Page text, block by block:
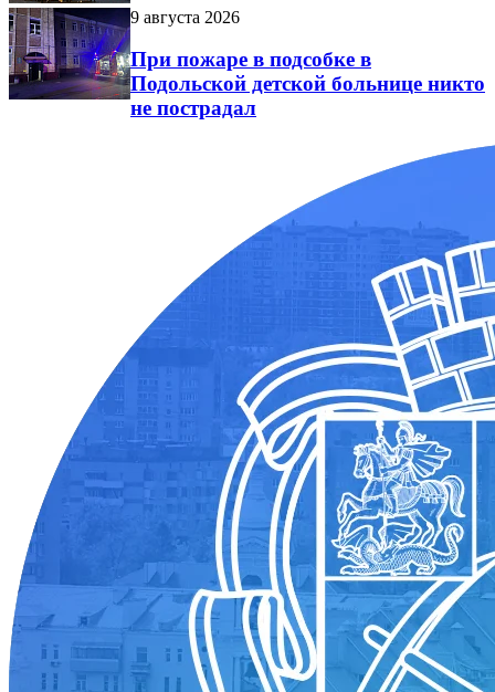
9 августа 2026
При пожаре в подсобке в
Подольской детской больнице никто
не пострадал